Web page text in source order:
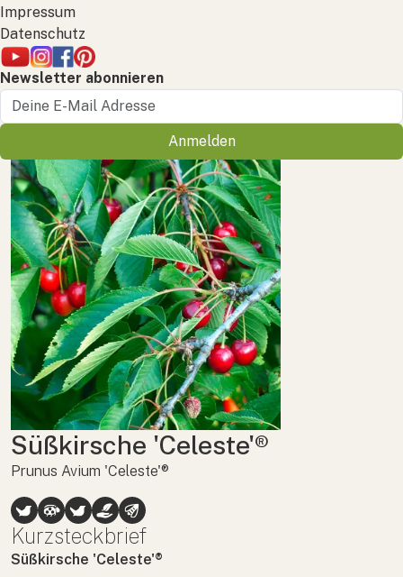
Impressum
Datenschutz
Newsletter abonnieren
Anmelden
Süßkirsche 'Celeste'®
Prunus Avium 'Celeste'®
Kurzsteckbrief
Süßkirsche 'Celeste'®